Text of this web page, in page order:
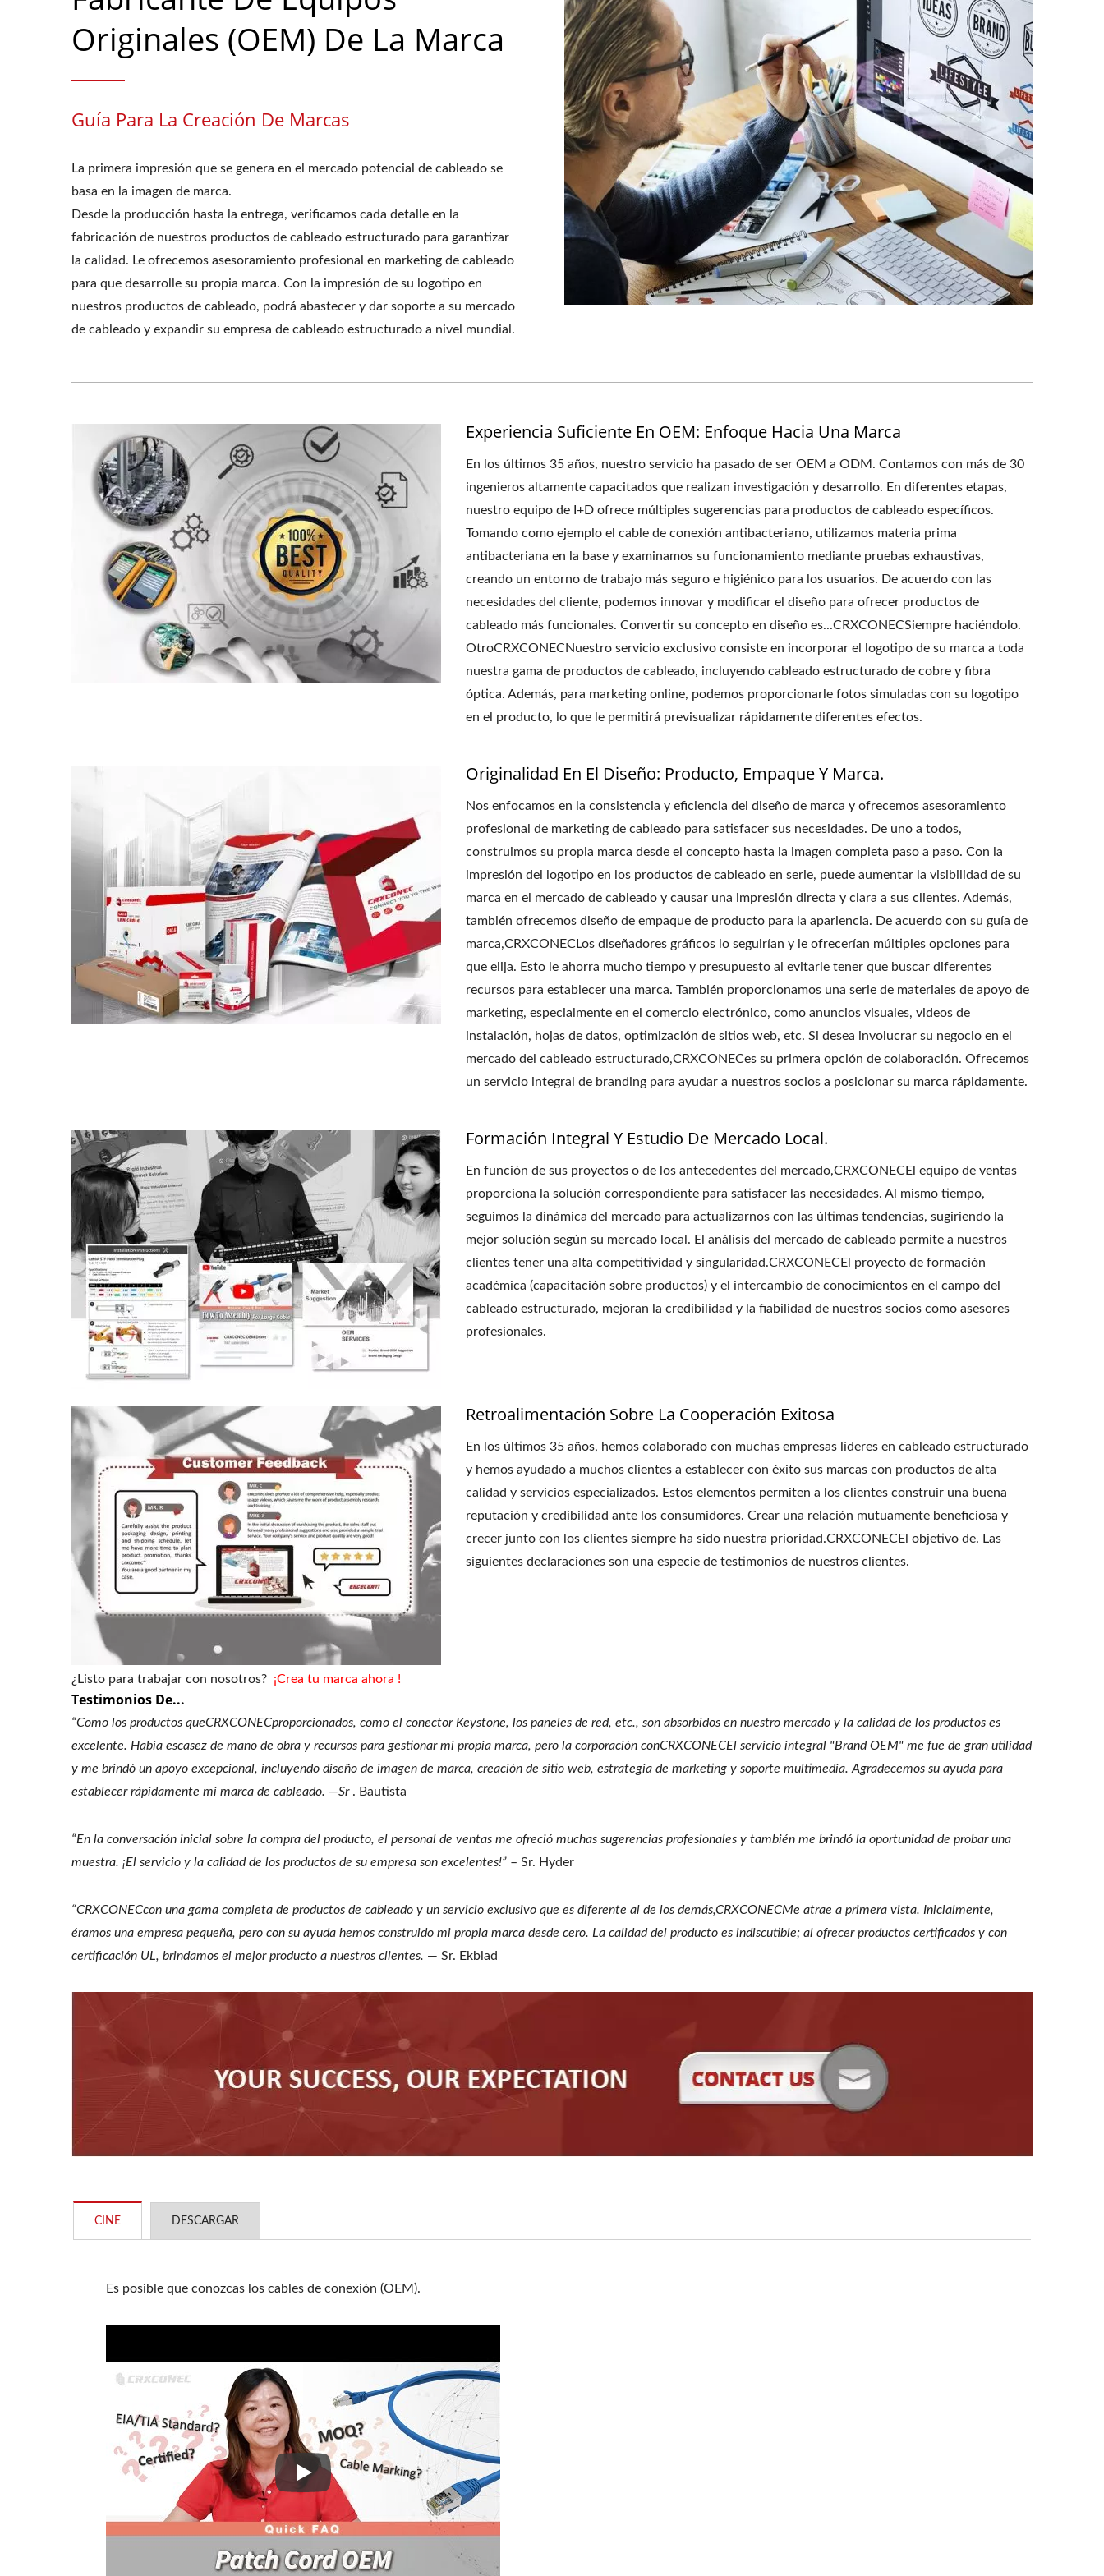
Originales (OEM) De La Marca
Guía Para La Creación De Marcas
La primera impresión que se genera en el mercado potencial de cableado se
basa en la imagen de marca.
Desde la producción hasta la entrega, verificamos cada detalle en la
fabricación de nuestros productos de cableado estructurado para garantizar
la calidad. Le ofrecemos asesoramiento profesional en marketing de cableado
para que desarrolle su propia marca. Con la impresión de su logotipo en
nuestros productos de cableado, podrá abastecer y dar soporte a su mercado
de cableado y expandir su empresa de cableado estructurado a nivel mundial.
Experiencia Suficiente En OEM: Enfoque Hacia Una Marca
En los últimos 35 años, nuestro servicio ha pasado de ser OEM a ODM. Contamos con más de 30
ingenieros altamente capacitados que realizan investigación y desarrollo. En diferentes etapas,
nuestro equipo de I+D ofrece múltiples sugerencias para productos de cableado específicos.
Tomando como ejemplo el cable de conexión antibacteriano, utilizamos materia prima
antibacteriana en la base y examinamos su funcionamiento mediante pruebas exhaustivas,
creando un entorno de trabajo más seguro e higiénico para los usuarios. De acuerdo con las
necesidades del cliente, podemos innovar y modificar el diseño para ofrecer productos de
cableado más funcionales. Convertir su concepto en diseño es...CRXCONECSiempre haciéndolo.
OtroCRXCONECNuestro servicio exclusivo consiste en incorporar el logotipo de su marca a toda
nuestra gama de productos de cableado, incluyendo cableado estructurado de cobre y fibra
óptica. Además, para marketing online, podemos proporcionarle fotos simuladas con su logotipo
en el producto, lo que le permitirá previsualizar rápidamente diferentes efectos.
Originalidad En El Diseño: Producto, Empaque Y Marca.
Nos enfocamos en la consistencia y eficiencia del diseño de marca y ofrecemos asesoramiento
profesional de marketing de cableado para satisfacer sus necesidades. De uno a todos,
construimos su propia marca desde el concepto hasta la imagen completa paso a paso. Con la
impresión del logotipo en los productos de cableado en serie, puede aumentar la visibilidad de su
marca en el mercado de cableado y causar una impresión directa y clara a sus clientes. Además,
también ofrecemos diseño de empaque de producto para la apariencia. De acuerdo con su guía de
marca,CRXCONECLos diseñadores gráficos lo seguirían y le ofrecerían múltiples opciones para
que elija. Esto le ahorra mucho tiempo y presupuesto al evitarle tener que buscar diferentes
recursos para establecer una marca. También proporcionamos una serie de materiales de apoyo de
marketing, especialmente en el comercio electrónico, como anuncios visuales, videos de
instalación, hojas de datos, optimización de sitios web, etc. Si desea involucrar su negocio en el
mercado del cableado estructurado,CRXCONECes su primera opción de colaboración. Ofrecemos
un servicio integral de branding para ayudar a nuestros socios a posicionar su marca rápidamente.
Formación Integral Y Estudio De Mercado Local.
En función de sus proyectos o de los antecedentes del mercado,CRXCONECEl equipo de ventas
proporciona la solución correspondiente para satisfacer las necesidades. Al mismo tiempo,
seguimos la dinámica del mercado para actualizarnos con las últimas tendencias, sugiriendo la
mejor solución según su mercado local. El análisis del mercado de cableado permite a nuestros
clientes tener una alta competitividad y singularidad.CRXCONECEl proyecto de formación
académica (capacitación sobre productos) y el intercambio de conocimientos en el campo del
cableado estructurado, mejoran la credibilidad y la fiabilidad de nuestros socios como asesores
profesionales.
Retroalimentación Sobre La Cooperación Exitosa
En los últimos 35 años, hemos colaborado con muchas empresas líderes en cableado estructurado
y hemos ayudado a muchos clientes a establecer con éxito sus marcas con productos de alta
calidad y servicios especializados. Estos elementos permiten a los clientes construir una buena
reputación y credibilidad ante los consumidores. Crear una relación mutuamente beneficiosa y
crecer junto con los clientes siempre ha sido nuestra prioridad.CRXCONECEl objetivo de. Las
siguientes declaraciones son una especie de testimonios de nuestros clientes.
¿Listo para trabajar con nosotros? ¡Crea tu marca ahora !
Testimonios De...
“Como los productos queCRXCONECproporcionados, como el conector Keystone, los paneles de red, etc., son absorbidos en nuestro mercado y la calidad de los productos es
excelente. Había escasez de mano de obra y recursos para gestionar mi propia marca, pero la corporación conCRXCONECEl servicio integral "Brand OEM" me fue de gran utilidad
y me brindó un apoyo excepcional, incluyendo diseño de imagen de marca, creación de sitio web, estrategia de marketing y soporte multimedia. Agradecemos su ayuda para
establecer rápidamente mi marca de cableado. —Sr. Bautista
“En la conversación inicial sobre la compra del producto, el personal de ventas me ofreció muchas sugerencias profesionales y también me brindó la oportunidad de probar una
muestra. ¡El servicio y la calidad de los productos de su empresa son excelentes!” – Sr. Hyder
“CRXCONECcon una gama completa de productos de cableado y un servicio exclusivo que es diferente al de los demás,CRXCONECMe atrae a primera vista. Inicialmente,
éramos una empresa pequeña, pero con su ayuda hemos construido mi propia marca desde cero. La calidad del producto es indiscutible; al ofrecer productos certificados y con
certificación UL, brindamos el mejor producto a nuestros clientes. — Sr. Ekblad
CINE DESCARGAR
Es posible que conozcas los cables de conexión (OEM).
Es posible que conozcas los cables de conexión (OEM).